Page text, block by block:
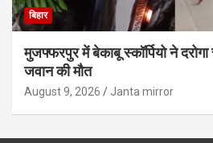
बिहार
मुजफ्फरपुर में बेकाबू स्कॉर्पियो ने दरोगा
जवान की मौत
August 9, 2026 Janta mirror